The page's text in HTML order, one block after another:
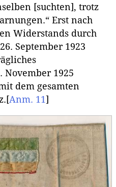
[suchten], trotz
Erst nach
Widerstands durch
September 1923
November 1925
dem gesamten
[Anm. 11]